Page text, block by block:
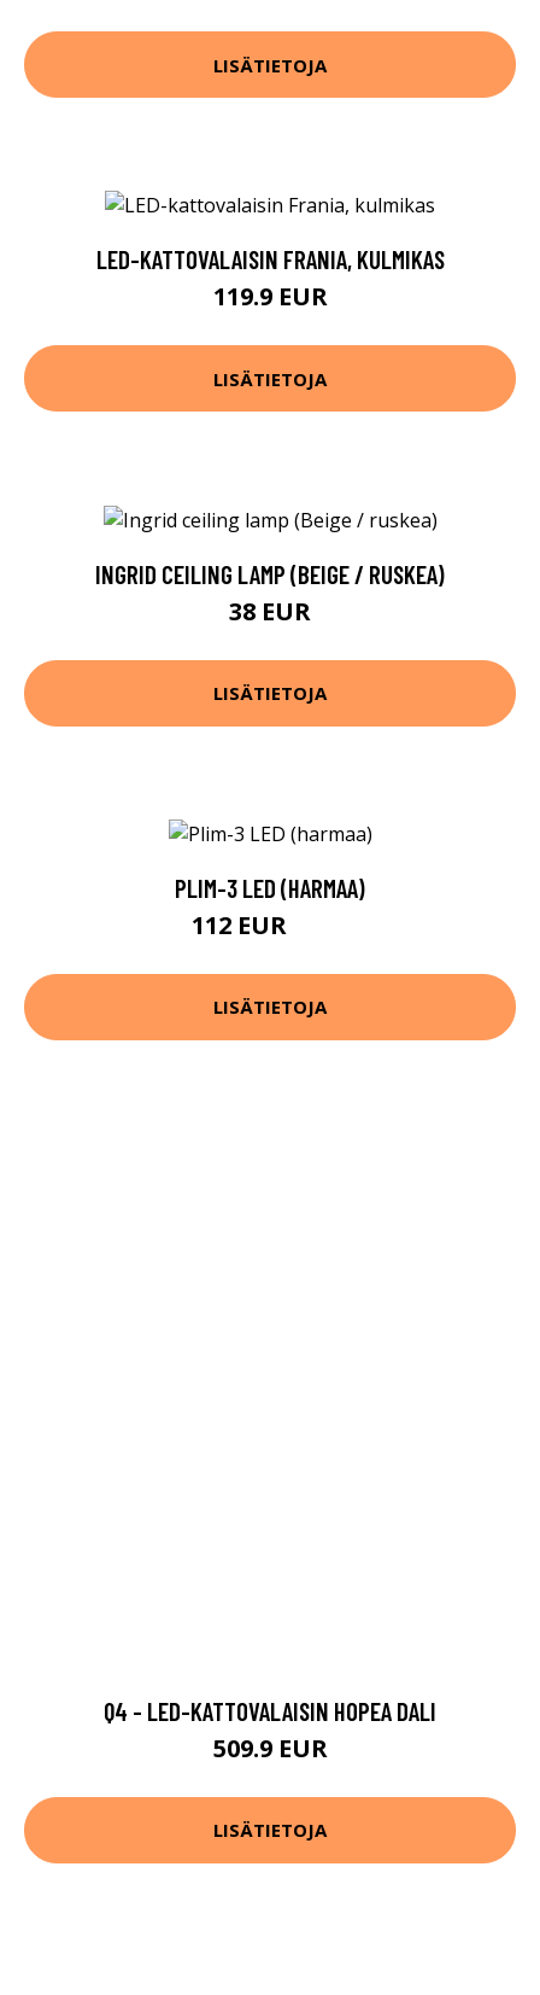
LISÄTIETOJA
LED-KATTOVALAISIN FRANIA, KULMIKAS
119.9 EUR
LISÄTIETOJA
INGRID CEILING LAMP (BEIGE / RUSKEA)
38 EUR
LISÄTIETOJA
PLIM-3 LED (HARMAA)
112 EUR
LISÄTIETOJA
Q4 - LED-KATTOVALAISIN HOPEA DALI
509.9 EUR
LISÄTIETOJA